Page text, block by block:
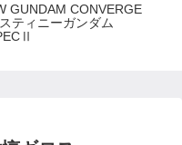
GUNDAM CONVERGE
ティニーガンダム